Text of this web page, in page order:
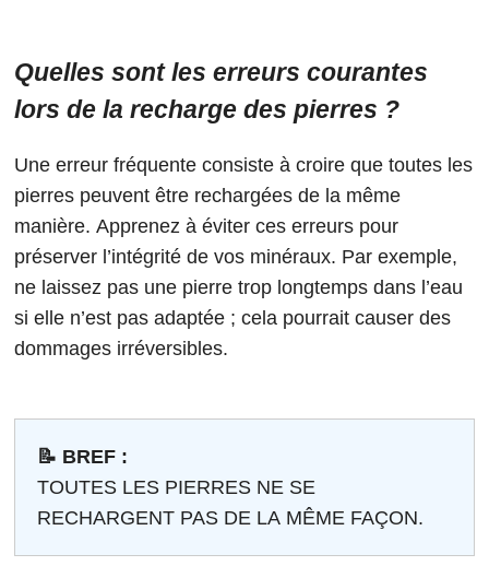
Quelles sont les erreurs courantes
lors de la recharge des pierres ?
Une erreur fréquente consiste à croire que toutes les
pierres peuvent être rechargées de la même
manière. Apprenez à éviter ces erreurs pour
préserver l’intégrité de vos minéraux. Par exemple,
ne laissez pas une pierre trop longtemps dans l’eau
si elle n’est pas adaptée ; cela pourrait causer des
dommages irréversibles.
📝 BREF :
TOUTES LES PIERRES NE SE
RECHARGENT PAS DE LA MÊME FAÇON.